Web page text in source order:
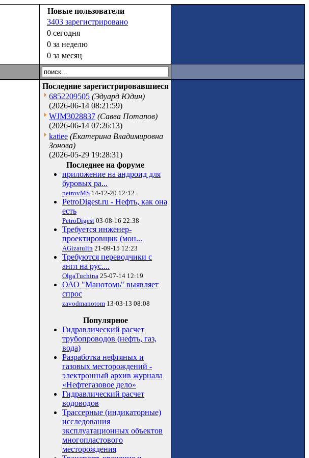
Новые пользователи
3403 зарегистрировано
0 сегодня
0 за неделю
0 за месяц
Последние зарегистрировавшиеся
6852209505 (Эдуард Юдин)
(2026-06-14 08:21:59)
WJM3028837 (Савва Потапов)
(2026-06-14 07:26:13)
katiee (Екатерина Владимировна
Зонова)
(2026-05-29 19:28:31)
Последнее на форуме
приложение на андроид для
буровых ра...
petrovMS 14-12-20 12:12
PetroDigest.ru - Нефть, как она
есть
PetroDigest 03-08-16 22:38
Требуется инженер-
проектировщик (мон...
AGizatulin 21-09-15 12:23
Требуются переводчики с
англ на рус....
OlgaTuchina 25-07-14 12:19
ОАО "Манотомь" выявляет
спрос
zavodmanotom 13-03-13 08:08
Популярное
Гидравлический расчет
трубопроводов (нефть, газ,
вода)
Разработка нефтяных и
газовых месторождений -
электронный архив журнала
«Нефтегазовое дело»
Гидравлический расчет
водоводов
Трассерные (индикаторные)
исследования
эксплуатационных объектов
многопластового
месторождения